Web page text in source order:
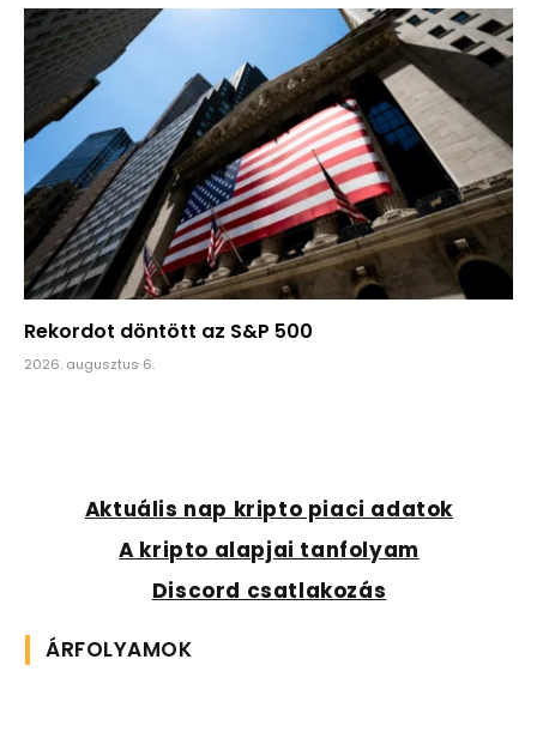
Rekordot döntött az S&P 500
2026. augusztus 6.
Aktuális nap kripto piaci adatok
A kripto alapjai tanfolyam
Discord csatlakozás
ÁRFOLYAMOK